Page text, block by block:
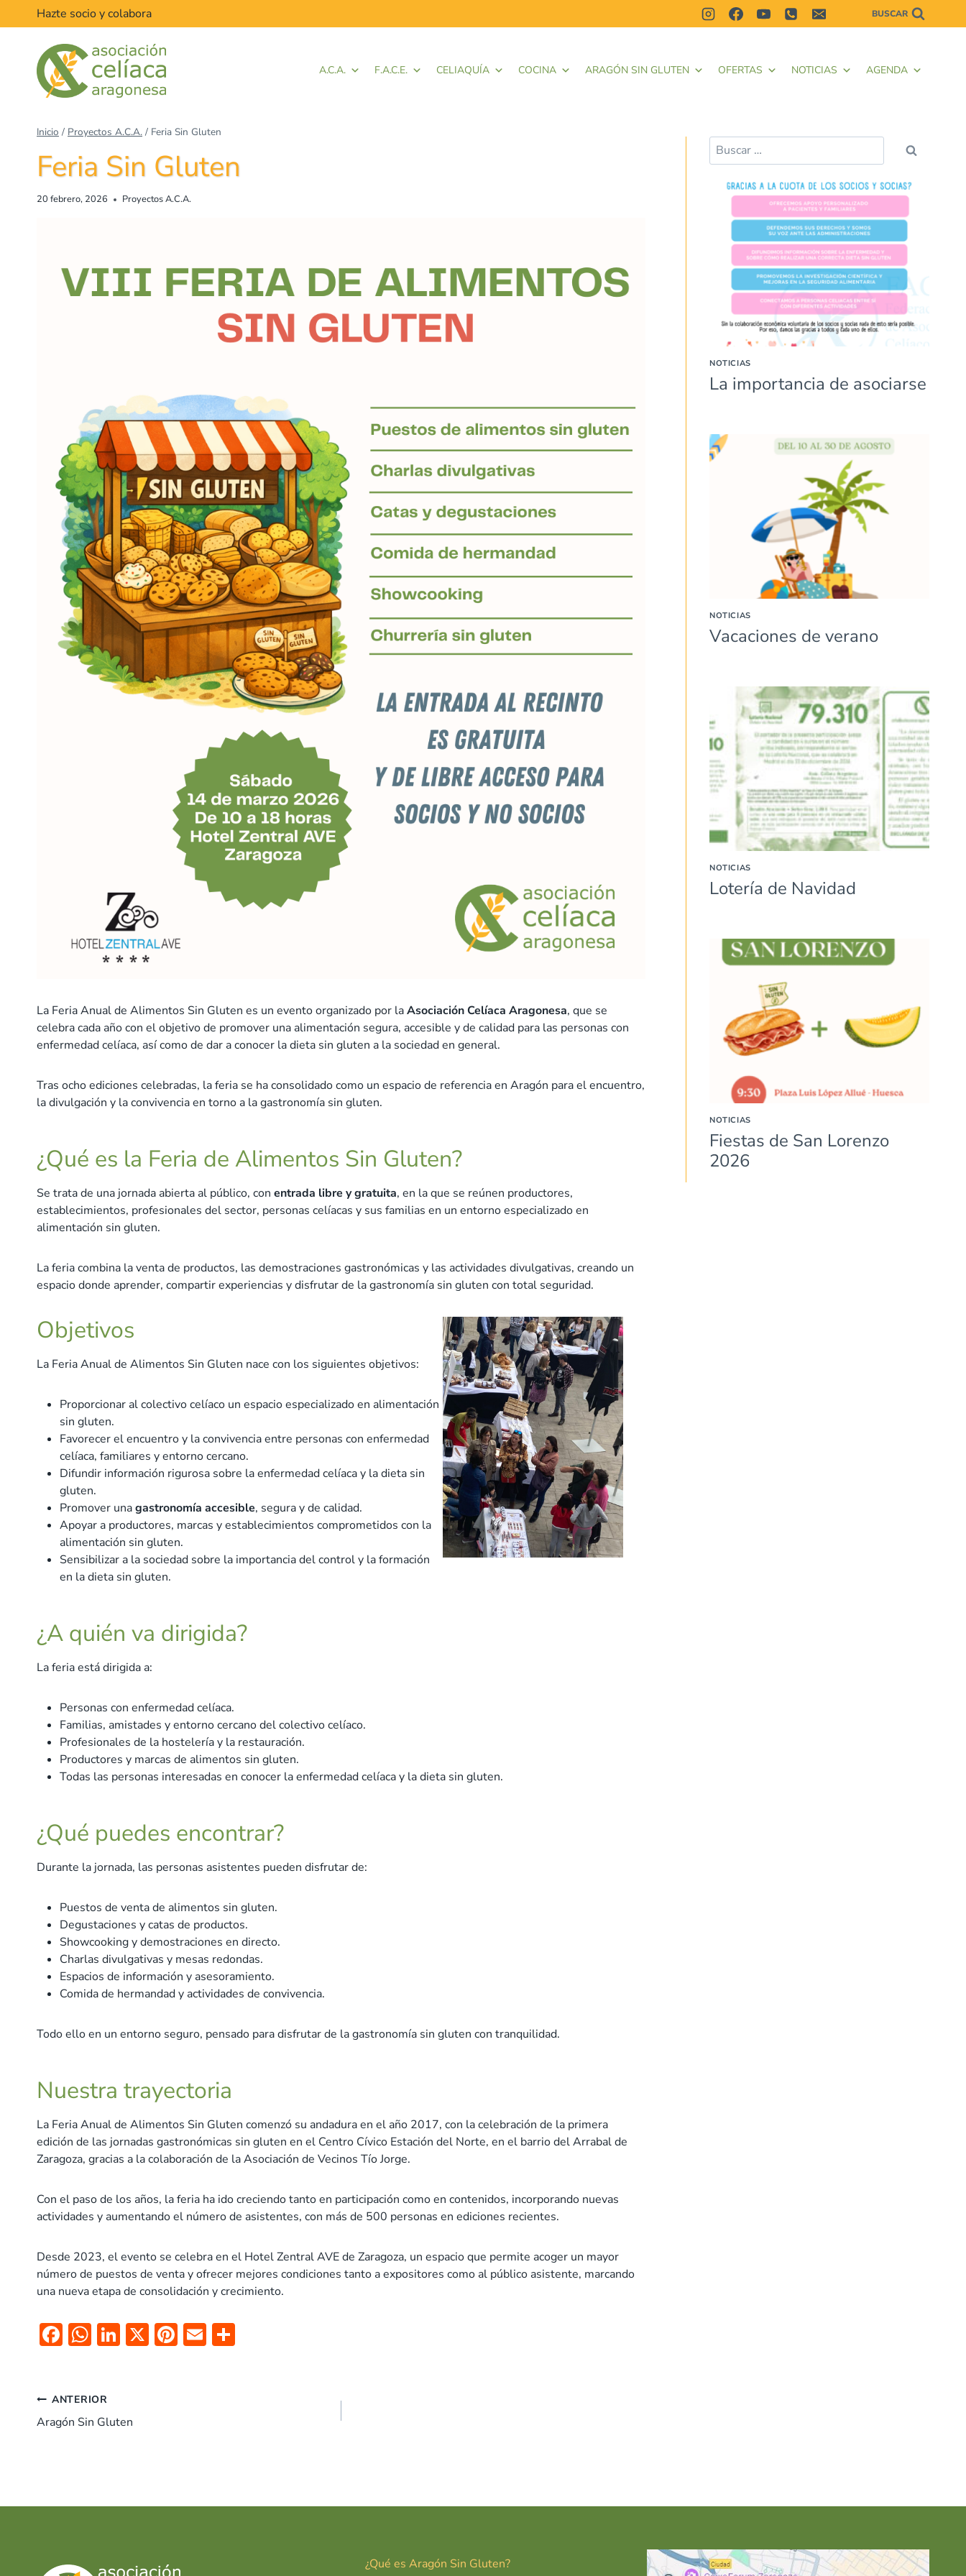
al
Hazte socio y colabora BUSCAR
A.C.A. F.A.C.E. CELIAQUÍA COCINA ARAGÓN SIN GLUTEN OFERTAS NOTICIAS AGENDA
Inicio / Proyectos A.C.A. / Feria Sin Gluten
Feria Sin Gluten
20 febrero, 2026 Proyectos A.C.A.
La Feria Anual de Alimentos Sin Gluten es un evento organizado por laAsociación Celíaca Aragonesa, que se
celebra cada año con el objetivo de promover una alimentación segura, accesible y de calidad para las personas con
enfermedad celíaca, así como de dar a conocer la dieta sin gluten a la sociedad en general.
Tras ocho ediciones celebradas, la feria se ha consolidado como un espacio de referencia en Aragón para el encuentro,
la divulgación y la convivencia en torno a la gastronomía sin gluten.
¿Qué es la Feria de Alimentos Sin Gluten?
Se trata de una jornada abierta al público, con entrada libre y gratuita, en la que se reúnen productores,
establecimientos, profesionales del sector, personas celíacas y sus familias en un entorno especializado en
alimentación sin gluten.
La feria combina la venta de productos, las demostraciones gastronómicas y las actividades divulgativas, creando un
espacio donde aprender, compartir experiencias y disfrutar de la gastronomía sin gluten con total seguridad.
Objetivos
La Feria Anual de Alimentos Sin Gluten nace con los siguientes objetivos:
Proporcionar al colectivo celíaco un espacio especializado en alimentación
sin gluten.
Favorecer el encuentro y la convivencia entre personas con enfermedad
celíaca, familiares y entorno cercano.
Difundir información rigurosa sobre la enfermedad celíaca y la dieta sin
gluten.
Promover unagastronomía accesible, segura y de calidad.
Apoyar a productores, marcas y establecimientos comprometidos con la
alimentación sin gluten.
Sensibilizar a la sociedad sobre la importancia del control y la formación
en la dieta sin gluten.
¿A quién va dirigida?
La feria está dirigida a:
Personas con enfermedad celíaca.
Familias, amistades y entorno cercano del colectivo celíaco.
Profesionales de la hostelería y la restauración.
Productores y marcas de alimentos sin gluten.
Todas las personas interesadas en conocer la enfermedad celíaca y la dieta sin gluten.
¿Qué puedes encontrar?
Durante la jornada, las personas asistentes pueden disfrutar de:
Puestos de venta de alimentos sin gluten.
Degustaciones y catas de productos.
Showcooking y demostraciones en directo.
Charlas divulgativas y mesas redondas.
Espacios de información y asesoramiento.
Comida de hermandad y actividades de convivencia.
Todo ello en un entorno seguro, pensado para disfrutar de la gastronomía sin gluten con tranquilidad.
Nuestra trayectoria
La Feria Anual de Alimentos Sin Gluten comenzó su andadura en el año 2017, con la celebración de la primera
edición de las jornadas gastronómicas sin gluten en el Centro Cívico Estación del Norte, en el barrio del Arrabal de
Zaragoza, gracias a la colaboración de la Asociación de Vecinos Tío Jorge.
Con el paso de los años, la feria ha ido creciendo tanto en participación como en contenidos, incorporando nuevas
actividades y aumentando el número de asistentes, con más de 500 personas en ediciones recientes.
Desde 2023, el evento se celebra en el Hotel Zentral AVE de Zaragoza, un espacio que permite acoger un mayor
número de puestos de venta y ofrecer mejores condiciones tanto a expositores como al público asistente, marcando
una nueva etapa de consolidación y crecimiento.
F
b
o
W
s
A
Li
dI
X Pi E
Navegación
de
ANTERIOR
Aragón Sin Gluten
Buscar:
NOTICIAS
La importancia de asociarse
NOTICIAS
Vacaciones de verano
NOTICIAS
Lotería de Navidad
NOTICIAS
Fiestas de San Lorenzo
2026
¿Qué es Aragón Sin Gluten?